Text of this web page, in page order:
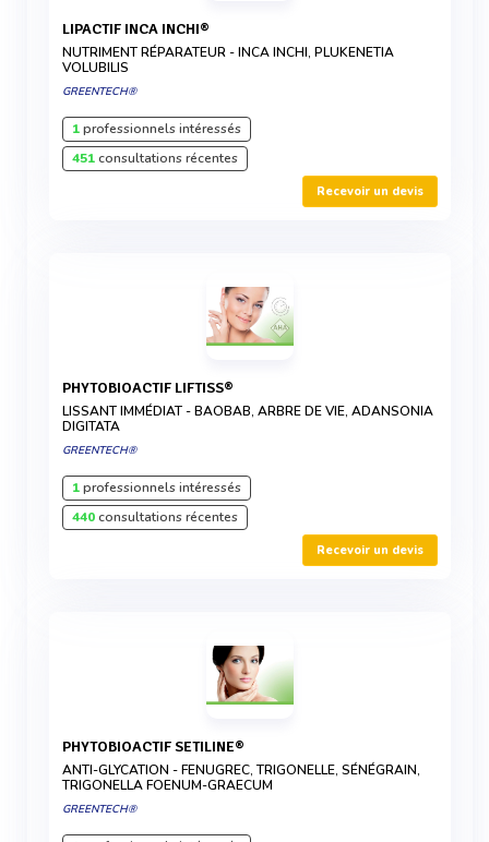
LIPACTIF INCA INCHI®
NUTRIMENT RÉPARATEUR - INCA INCHI, PLUKENETIA
VOLUBILIS
GREENTECH®
1professionnels intéressés
451consultations récentes
Recevoir un devis
PHYTOBIOACTIF LIFTISS®
LISSANT IMMÉDIAT - BAOBAB, ARBRE DE VIE, ADANSONIA
DIGITATA
GREENTECH®
1professionnels intéressés
440consultations récentes
Recevoir un devis
PHYTOBIOACTIF SETILINE®
ANTI-GLYCATION - FENUGREC, TRIGONELLE, SÉNÉGRAIN,
TRIGONELLA FOENUM-GRAECUM
GREENTECH®